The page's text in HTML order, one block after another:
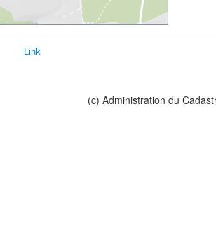
Link
(c) Administration du